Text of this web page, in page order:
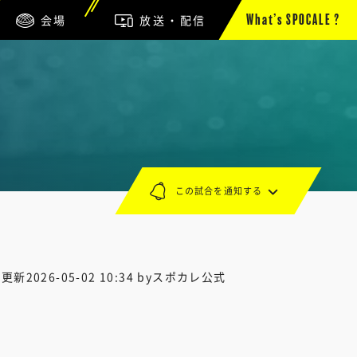
会場 放送・配信 What’s SPOCALE ?
新2026-05-02 10:34 byスポカレ公式
この試合を通知する